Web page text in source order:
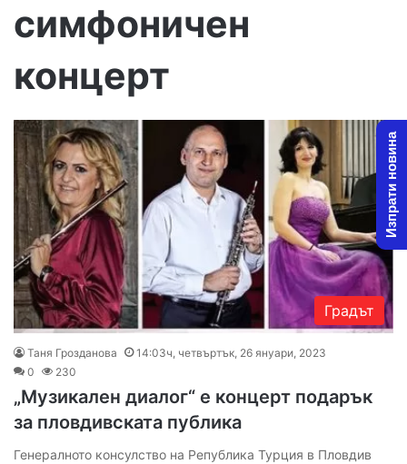
симфоничен
концерт
Градът
Таня Грозданова
14:03ч, четвъртък, 26 януари, 2023
0
230
„Музикален диалог“ е концерт подарък
за пловдивската публика
Генералното консулство на Република Турция в Пловдив
Изпрати новина